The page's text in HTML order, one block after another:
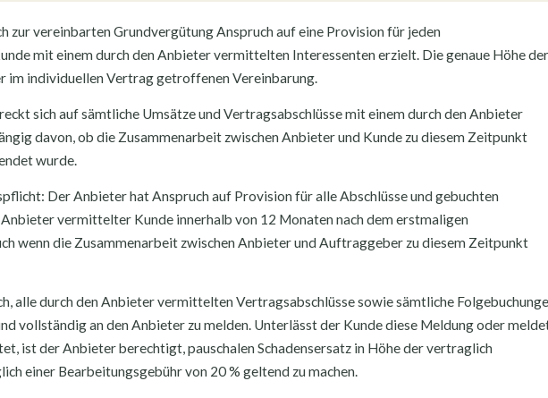
zur vereinbarten Grundvergütung Anspruch auf eine Provision für jeden
mit einem durch den Anbieter vermittelten Interessenten erzielt. Die genaue Höhe der
im individuellen Vertrag getroffenen Vereinbarung.
sich auf sämtliche Umsätze und Vertragsabschlüsse mit einem durch den Anbieter
davon, ob die Zusammenarbeit zwischen Anbieter und Kunde zu diesem Zeitpunkt
wurde.
Der Anbieter hat Anspruch auf Provision für alle Abschlüsse und gebuchten
Anbieter vermittelter Kunde innerhalb von 12 Monaten nach dem erstmaligen
wenn die Zusammenarbeit zwischen Anbieter und Auftraggeber zu diesem Zeitpunkt
alle durch den Anbieter vermittelten Vertragsabschlüsse sowie sämtliche
vollständig an den Anbieter zu melden. Unterlässt der Kunde diese Meldung oder
ist der Anbieter berechtigt, pauschalen Schadensersatz in Höhe der vertraglich
einer Bearbeitungsgebühr von 20 % geltend zu machen.